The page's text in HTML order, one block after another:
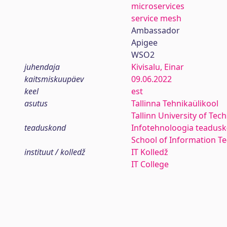
microservices
service mesh
Ambassador
Apigee
WSO2
juhendaja
Kivisalu, Einar
kaitsmiskuupäev
09.06.2022
keel
est
asutus
Tallinna Tehnikaülikool
Tallinn University of
teaduskond
Infotehnoloogia
School of Information
instituut / kolledž
IT Kolledž
IT College